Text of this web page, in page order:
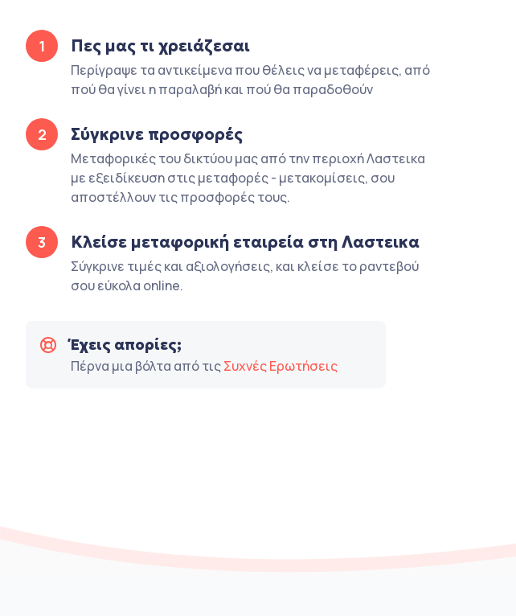
1 Πες μας τι χρειάζεσαι
Περίγραψε τα αντικείμενα που θέλεις να μεταφέρεις, από
πού θα γίνει η παραλαβή και πού θα παραδοθούν
2 Σύγκρινε προσφορές
Μεταφορικές του δικτύου μας από την περιοχή Λαστεικα
με εξειδίκευση στις μεταφορές - μετακομίσεις, σου
αποστέλλουν τις προσφορές τους.
3 Κλείσε μεταφορική εταιρεία στη Λαστεικα
Σύγκρινε τιμές και αξιολογήσεις, και κλείσε το ραντεβού
σου εύκολα online.
Έχεις απορίες;
Πέρνα μια βόλτα από τιςΣυχνές Ερωτήσεις